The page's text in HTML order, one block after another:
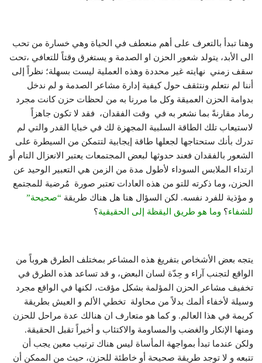
وهنا تبدأ بالتعرف على أهم منعطف في الحياة وهي خسارة من تحب
الى الأبد، يتولد شعور الحزن او الصدمة و يستغرق وقتاً للتعافي ،تحت
سقف زمني نهايته غير محددة وهذه العملية ليست بسهلة؛ نظراً إلى
أننا لم نتعلم ونتثقف حول كيفية إدارة مشاعر الصدمة و لم ندخل
بدوامة الحزن العميقة وكل ما مررنا به من لحظات حزن كانت مجرد
رماد مقارنةً بما نشعر به في وقت الفقدان، فقد لا تكون جاهزاً
لاستيعاب تلك الطاقة السلبية المجهزة لك في خبايا القدر والتي لم
تدرك بأنك ستحتاجها لجعلها طاقة إيجابية لتتمكن من السيطرة على
الشعور بالفقدان فعند حدوثها لبعض المجتمعات يعتبر الانعزال التام أو
ارتداء الملابس السوداء لأطول مدة من الزمن هي التعبير الوحيد عن
الحزن، وما ذكرته للتو من هذه العادات تعتبر صورة مُرضية للمجتمع
و مؤذية للفرد نفسه. لكن السؤال هنا هل هناك طريقة “صحيحة”
للشفاء؟ وما هو طريق اليقظة إلى الحقيقية؟
يتجه بعض الأشخاص بتفريغ هذه المشاعر بمختلف الطرق هروباً من
الواقع لتجنب آراء و حِدّة لسان البعض، و قد تساعد هذه الطرق في
تخفيف مشاعر الحزن المؤلمة بشكل مؤقت، لكنها في الواقع مجرد
وسيلة لأخفاء ألمك بدلاً من محاولة تخطي الألم و العيش بطريقة
كريمة في هذا العالم. و كما هو متعارف ان هنالك عدة مراحل للحزن
ومنها الإنكار والغضب والمساومة والاكتئاب و أخيراً تقبل الحقيقة.
ولكن عندما تبدأ بمواجهة المأساة ليس هناك ترتيب معين يجب أن
تتبعه و لا توجد طريقة صحيحة أو خاطئة للحزن، حيث من الممكن أن